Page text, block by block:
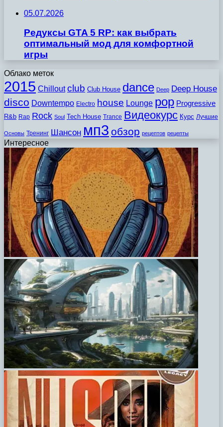
05.07.2026
Редуксы GTA 5 RP: как выбрать
оптимальный мод для комфортной
игры
Облако меток
2015 Chillout club Club House dance Deep Deep House
disco Downtempo Electro house Lounge pop Progressive
R&b Rap Rock Soul Tech House Trance Видеокурс Курс Лучшие
Основы Тренинг Шансон мп3 обзор рецептов рецепты
Интересное